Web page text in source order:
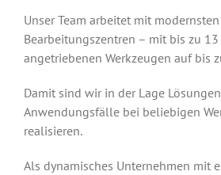
Unser Team arbeitet mit
Bearbeitungszentren – mit bis zu 13
angetriebenen Werkzeugen auf bis
Damit sind wir in der Lage
Anwendungsfälle bei beliebigen
realisieren.
Als dynamisches Unternehmen mit